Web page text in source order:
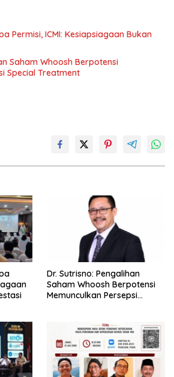
Permisi, ICMI: Kesiapsiagaan Bukan
Saham Whoosh Berpotensi
Special Treatment
Dr. Sutrisno: Pengalihan
Saham Whoosh Berpotensi
Memunculkan Persepsi